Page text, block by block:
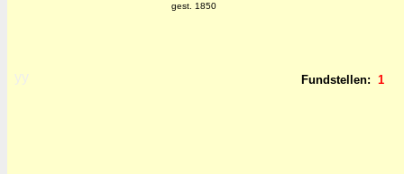
yy
gest. 1850
Fundstellen: 1